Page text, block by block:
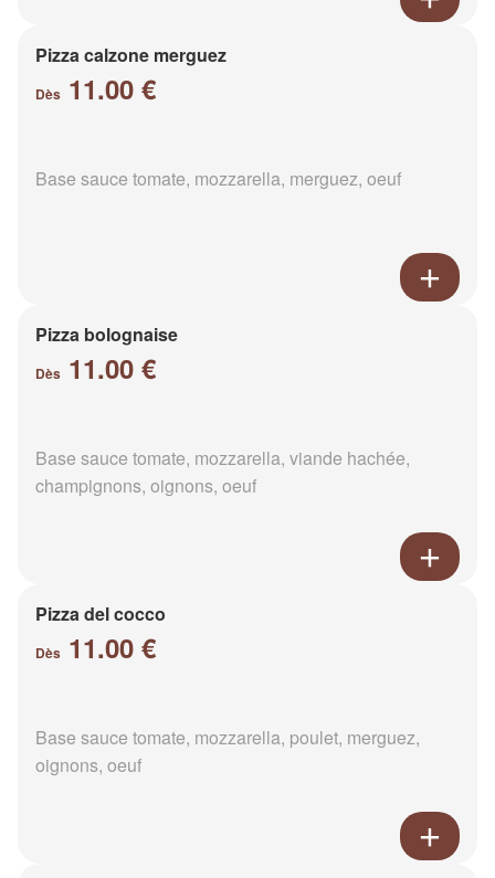
Pizza calzone merguez
Dès 11.00 €
Base sauce tomate, mozzarella, merguez, oeuf
Pizza bolognaise
Dès 11.00 €
Base sauce tomate, mozzarella, viande hachée,
champignons, oignons, oeuf
Pizza del cocco
Dès 11.00 €
Base sauce tomate, mozzarella, poulet, merguez,
oignons, oeuf